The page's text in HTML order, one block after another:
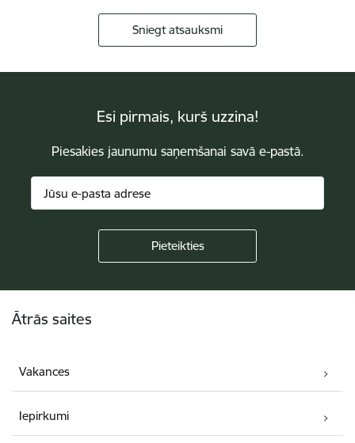
Sniegt atsauksmi
Esi pirmais, kurš uzzina!
Piesakies jaunumu saņemšanai savā e-pastā.
Ātrās saites
Vakances
Iepirkumi